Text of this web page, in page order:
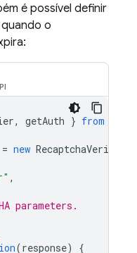
é possível definir
o
, getAuth } from
= new RecaptchaVerifier
,
parameters.
(response)
{